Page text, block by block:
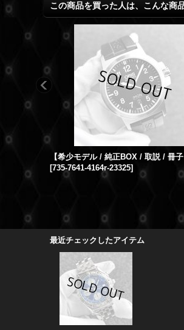
この商品を買った人は、こんな商
[735-7641-4164r-23325]
最近チェックしたアイテム